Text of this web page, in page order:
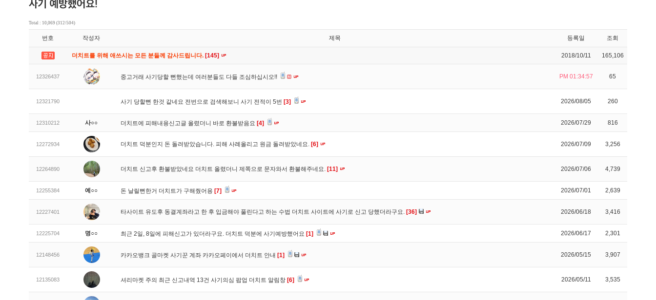
Total : 10,069 (312/504)
번호 작성자 제목 등록일 조회
더치트를 위해 애쓰시는 모든 분들께 감사드립니다. [145] 2018/10/11 165,106
12326437 중고거래 사기당할 뻔했는데 여러분들도 다들 조심하십시오!! PM 01:34:57 65
12321790 사기 당할뻔 한것 같네요 전번으로 검색해보니 사기 전적이 5번 [3] 2026/08/05 260
12310212 사○○ 더치트에 피해내용신고글 올렸더니 바로 환불받음요 [4] 2026/07/29 816
12272934 더치트 덕분인지 돈 돌려받았습니다. 피해 사례올리고 원금 돌려받았네요. [6] 2026/07/09 3,256
12264890 더치트 신고후 환불받았네요 더치트 올렸더니 제쪽으로 문자와서 환불해주네요. [11] 2026/07/06 4,739
12255384 예○○ 돈 날릴뻔한거 더치트가 구해줬어용 [7] 2026/07/01 2,639
12227401 타사이트 유도후 동결계좌라고 한 후 입금해야 풀린다고 하는 수법 더치트 사이트에 사기로 신고 당했더라구요. [36] 2026/06/18 3,416
12225704 명○○ 최근 2일, 8일에 피해신고가 있더라구요. 더치트 덕분에 사기예방했어요 [1] 2026/06/17 2,301
12148456 카카오뱅크 골마켓 사기꾼 계좌 카카오페이에서 더치트 안내 [1] 2026/05/15 3,907
12135083 셔리마켓 주의 최근 신고내역 13건 사기의심 팝업 더치트 알림창 [6] 2026/05/11 3,535